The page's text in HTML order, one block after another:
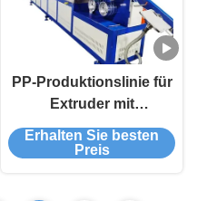
PP-Produktionslinie für
Extruder mit
Plastikband
Erhalten Sie besten
Preis